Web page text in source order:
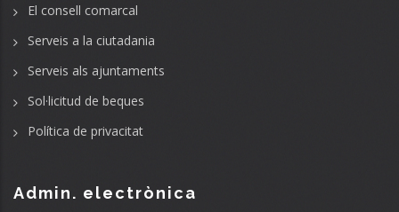
El consell comarcal
Serveis a la ciutadania
Serveis als ajuntaments
Sol·licitud de beques
Política de privacitat
Admin. electrònica